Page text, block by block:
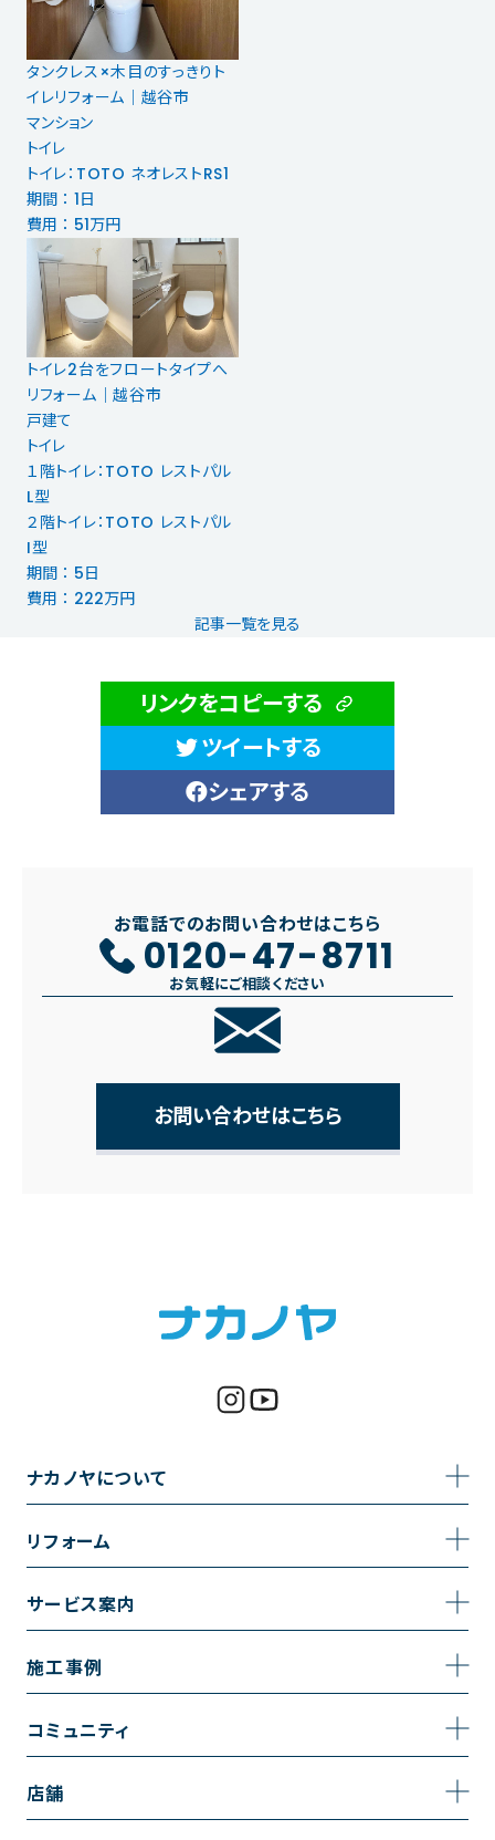
タンクレス×木目のすっきりト
イレリフォーム｜越谷市
マンション
トイレ
トイレ：TOTO ネオレストRS1
期間 ： 1日
費用 ： 51万円
トイレ2台をフロートタイプへ
リフォーム｜越谷市
戸建て
トイレ
１階トイレ：TOTO レストパル
L型
２階トイレ：TOTO レストパル
I型
期間 ： 5日
費用 ： 222万円
記事一覧を見る
リンクをコピーする
ツイートする
シェアする
お電話でのお問い合わせはこちら
0120-47-8711
お気軽にご相談ください
お問い合わせはこちら
ナカノヤについて
事業内容
採用情報
リフォーム
トイレのリフォーム
キッチンのリフォーム
リノベーション
サービス案内
サービスの流れ
施工事例
施工事例一覧
お風呂の施工事例
コミュニティ
コミュニティ
店舗